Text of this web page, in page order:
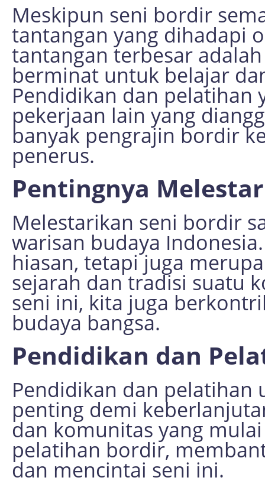
Meskipun seni bordir
tantangan yang dihadapi
tantangan terbesar
berminat untuk belajar
Pendidikan dan pelatihan
pekerjaan lain yang
banyak pengrajin bordir
penerus.
Pentingnya
Melestarikan seni bordir
warisan budaya
hiasan, tetapi juga
sejarah dan tradisi suatu
seni ini, kita juga
budaya bangsa.
Pendidikan dan
Pendidikan dan
penting demi
dan komunitas yang
pelatihan bordir,
dan mencintai seni ini.